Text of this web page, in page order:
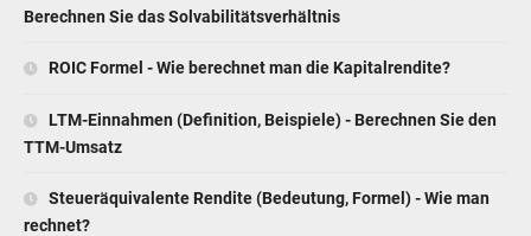
Berechnen Sie das Solvabilitätsverhältnis
ROIC Formel - Wie berechnet man die Kapitalrendite?
LTM-Einnahmen (Definition, Beispiele) - Berechnen Sie den
TTM-Umsatz
Steueräquivalente Rendite (Bedeutung, Formel) - Wie man
rechnet?